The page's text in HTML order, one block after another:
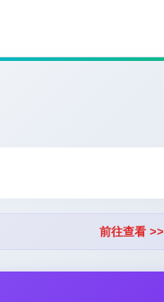
前往查看 >>